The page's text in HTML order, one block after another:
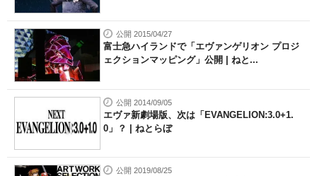
公開 2015/04/27
富士急ハイランドで「エヴァンゲリオン プロジ
ェクションマッピング」公開 | ねと...
公開 2014/09/05
エヴァ新劇場版、次は「EVANGELION:3.0+1.
0」？ | ねとらぼ
公開 2019/08/25